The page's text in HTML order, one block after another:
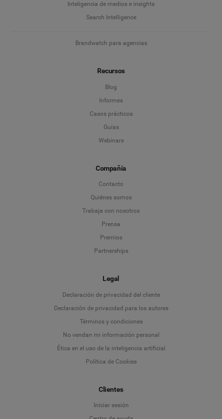
Inteligencia de medios e insights
Search Intelligence
Brandwatch para agencias
Recursos
Blog
Informes
Casos prácticos
Guías
Webinars
Compañía
Contacto
Quiénes somos
Trabaja con nosotros
Prensa
Premios
Partnerships
Legal
Declaración de privacidad del cliente
Declaración de privacidad para los autores
Términos y condiciones
No vendan mi información personal
Ética en el uso de la inteligencia artificial
Política de Cookies
Clientes
Iniciar sesión